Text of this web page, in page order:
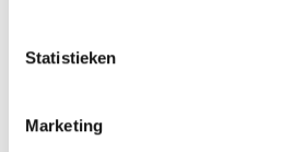
Statistieken
Marketing
Available in chilled.